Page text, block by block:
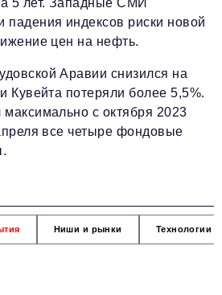
5 лет. Западные СМИ
падения индексов риски новой
цен на нефть.
Аравии снизился на
Кувейта потеряли более 5,5%.
с октября 2023
все четыре фондовые
Ниши и рынки Технологии